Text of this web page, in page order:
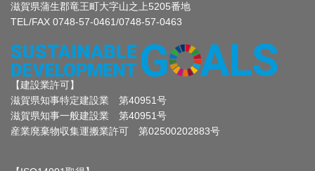
滋賀県蒲生郡竜王町大字山之上5205番地
TEL/FAX 0748-57-0461/0748-57-0463
【建設業許可】
滋賀県知事特定建設業 第40951号
滋賀県知事一般建設業 第40951号
産業廃棄物収集運搬業許可 第02500202883号